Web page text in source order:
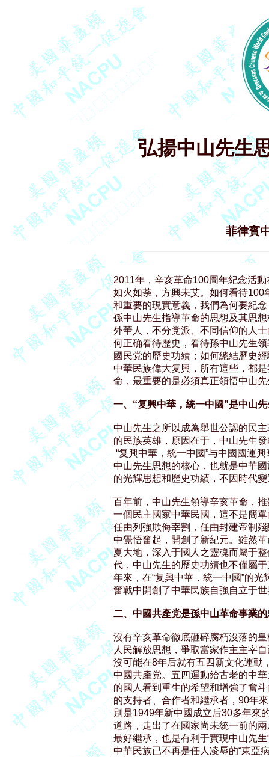
弘揚中山先生
菲律賓
2011年，辛亥革命100周年紀念活
如火如荼，方興未艾。如何看待
和重要的現實意義，我們為何要紀
孫中山先生指導革命的思想及其思
外華人，不分党派、不同信仰的人
何正确看待歷史，看待孫中山先生
國民党的歷史功績；如何總結歷史
中華民族偉大复興，所有這些，都
命，最重要的是必須真正領悟中山
一、“复興中華，統一中國”是中山
中山先生之所以成為舉世公認的民
的民族英雄，原因在于，中山先生
“复興中華，統一中國”与中國國運
中山先生思想的核心，也就是中華
的光輝思想和歷史功績，不因時代
百年前，中山先生領導辛亥革命，
一個民主國家中華民國，這不是簡
任由列強欺侮宰割，任由封建帝制
中覺悟奮起，開創了新紀元。雖然
夏大地，深入于國人之靈魂而屬于
代，中山先生的歷史功績也不僅屬
年來，在“复興中華，統一中國”的
奮戰中開創了中華民族自強自立于
二、中國共產党是孫中山革命事業
沒有辛亥革命徹底砸碎腐朽沒落的
人民解放思想，爭取當家作主主宰
沒可能在8年后就有五四新文化運動
中國共產党。五四運動給古老的中
的國人看到重生的希望和增強了奮
的支持者、合作者和繼承者，90年
別是1949年新中國成立后30多年來
道路，走出了在國家尚未統一前的
最好繼承，也是有利于實現中山先
中華民族已不再是任人凌辱的“東亞